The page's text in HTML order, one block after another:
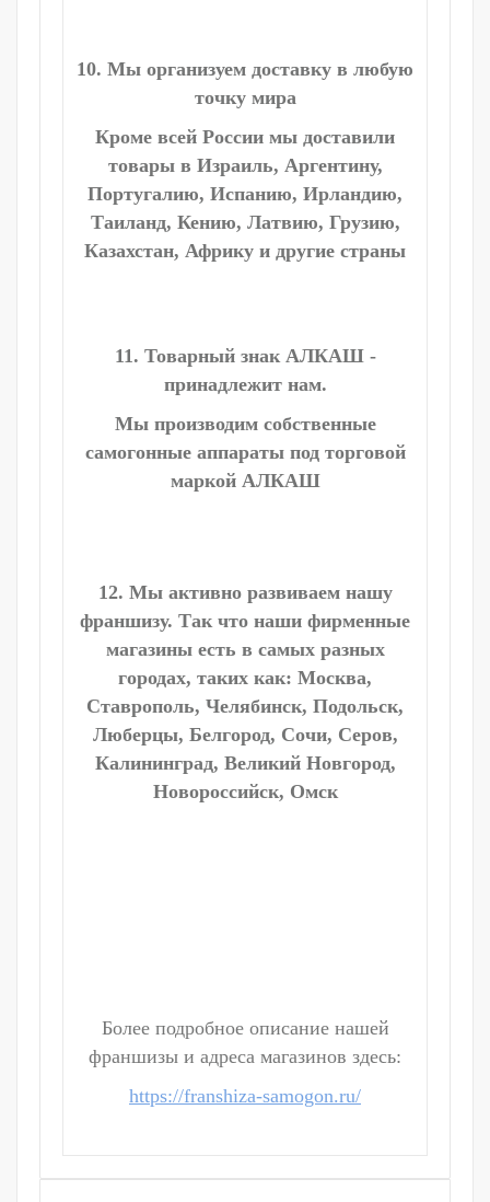
10. Мы организуем доставку в любую
точку мира
Кроме всей России мы доставили
товары в Израиль, Аргентину,
Португалию, Испанию, Ирландию,
Таиланд, Кению, Латвию, Грузию,
Казахстан, Африку и другие страны
11. Товарный знак АЛКАШ -
принадлежит нам.
Мы производим собственные
самогонные аппараты под торговой
маркой АЛКАШ
12. Мы активно развиваем нашу
франшизу. Так что наши фирменные
магазины есть в самых разных
городах, таких как: Москва,
Ставрополь, Челябинск, Подольск,
Люберцы, Белгород, Сочи, Серов,
Калининград, Великий Новгород,
Новороссийск, Омск
Более подробное описание нашей
франшизы и адреса магазинов здесь:
https://franshiza-samogon.ru/